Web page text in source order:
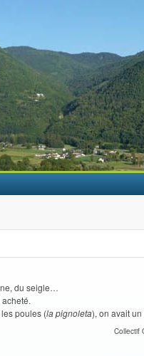
du seigle…
poules (la pignoleta), on avait
Collectif